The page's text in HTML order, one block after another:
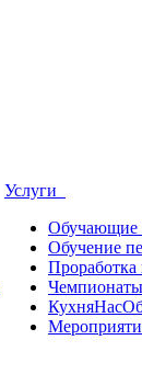
Услуги
Обучающие
Обучение
Проработка
Чемпионаты